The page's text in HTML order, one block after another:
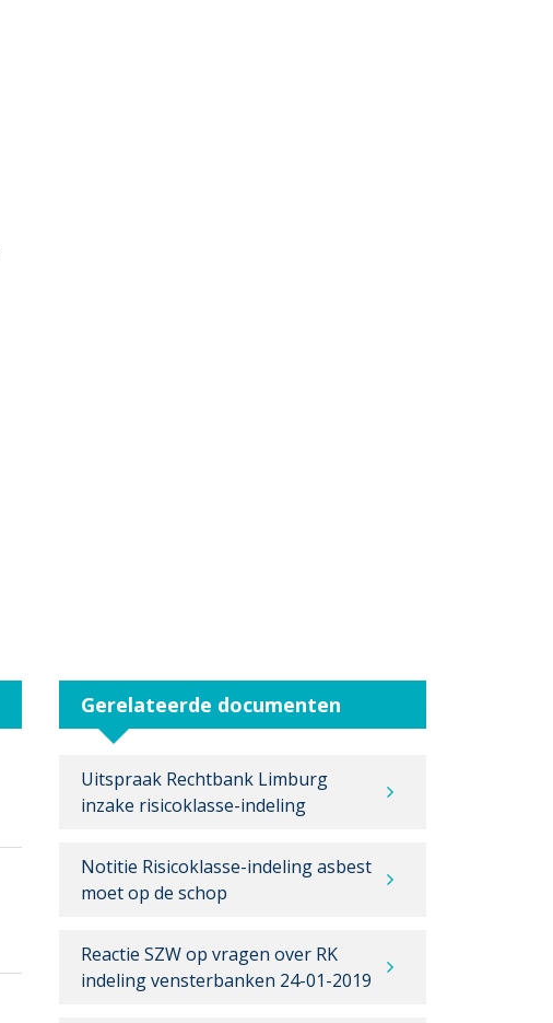
Gerelateerde documenten
Uitspraak Rechtbank Limburg
inzake risicoklasse-indeling
Notitie Risicoklasse-indeling asbest
moet op de schop
Reactie SZW op vragen over RK
indeling vensterbanken 24-01-2019